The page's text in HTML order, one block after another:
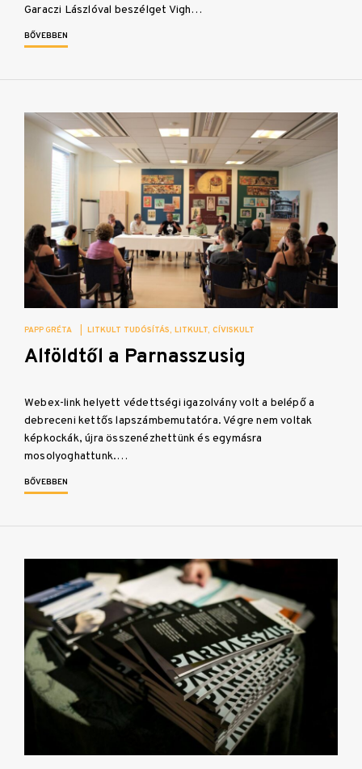
Garaczi Lászlóval beszélget Vigh…
BŐVEBBEN
PAPP GRÉTA LITKULT TUDÓSÍTÁS LITKULT CÍVISKULT
Alföldtől a Parnasszusig
Webex-link helyett védettségi igazolvány volt a belépő a
debreceni kettős lapszámbemutatóra. Végre nem voltak
képkockák, újra összenézhettünk és egymásra
mosolyoghattunk.…
BŐVEBBEN